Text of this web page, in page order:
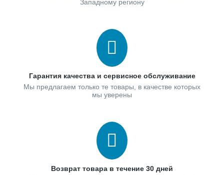
Западному региону
Гарантия качества и сервисное обслуживание
Мы предлагаем только те товары, в качестве которых
мы уверены
Возврат товара в течение 30 дней